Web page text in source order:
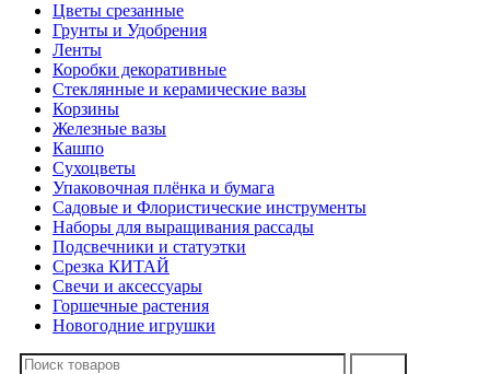
Цветы срезанные
Грунты и Удобрения
Ленты
Коробки декоративные
Стеклянные и керамические вазы
Корзины
Железные вазы
Кашпо
Сухоцветы
Упаковочная плёнка и бумага
Садовые и Флористические инструменты
Наборы для выращивания рассады
Подсвечники и статуэтки
Срезка КИТАЙ
Свечи и аксессуары
Горшечные растения
Новогодние игрушки